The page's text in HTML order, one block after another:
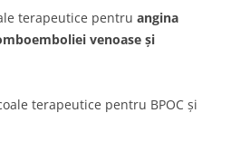
terapeutice pentru angina
venoase și
terapeutice pentru BPOC și